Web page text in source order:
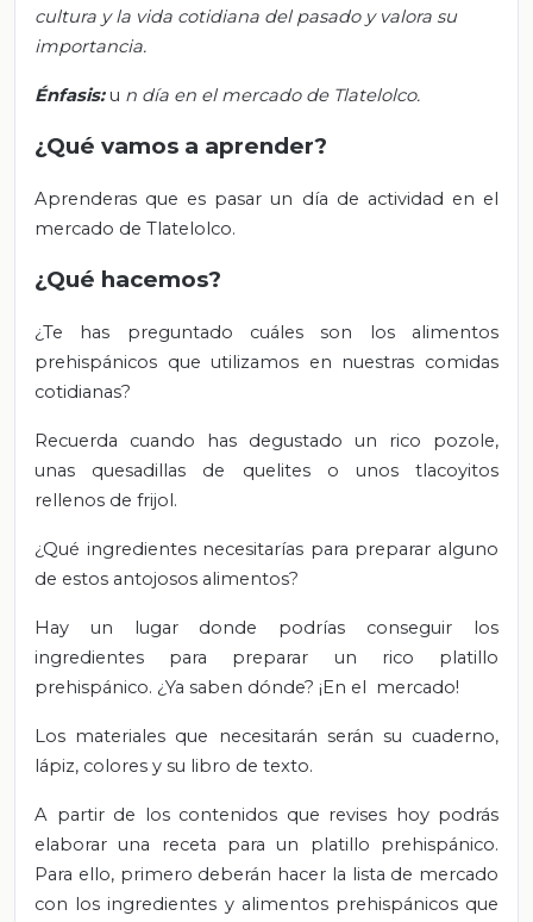
cultura y la vida cotidiana del pasado y valora su
importancia.
Énfasis:u n día en el mercado de Tlatelolco.
¿Qué vamos a aprender?
Aprenderas que es pasar un día de actividad en el
mercado de Tlatelolco.
¿Qué hacemos?
¿Te has preguntado cuáles son los alimentos
prehispánicos que utilizamos en nuestras comidas
cotidianas?
Recuerda cuando has degustado un rico pozole,
unas quesadillas de quelites o unos tlacoyitos
rellenos de frijol.
¿Qué ingredientes necesitarías para preparar alguno
de estos antojosos alimentos?
Hay un lugar donde podrías conseguir los
ingredientes para preparar un rico platillo
prehispánico. ¿Ya saben dónde? ¡En el mercado!
Los materiales que necesitarán serán su cuaderno,
lápiz, colores y su libro de texto.
A partir de los contenidos que revises hoy podrás
elaborar una receta para un platillo prehispánico.
Para ello, primero deberán hacer la lista de mercado
con los ingredientes y alimentos prehispánicos que